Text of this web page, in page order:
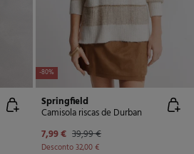
-80%
Springfield
Camisola riscas de Durban
7,99 € 39,99 €
Desconto32,00 €